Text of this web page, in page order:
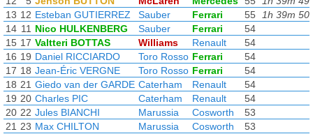
13 12 Esteban GUTIERREZ Sauber Ferrari 55
1h 39m
14 11 Nico HULKENBERG Sauber Ferrari
54
15 17 Valtteri BOTTAS Williams Renault
54
16 19 Daniel RICCIARDO Toro Rosso Ferrari
54
17 18 Jean-Éric VERGNE Toro Rosso Ferrari
54
18 21 Giedo van der GARDE Caterham Renault
54
19 20 Charles PIC Caterham Renault
54
20 22 Jules BIANCHI Marussia Cosworth
53
21 23 Max CHILTON Marussia Cosworth
53